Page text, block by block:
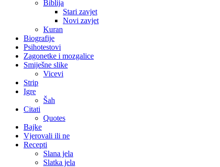
Biblija
Stari zavjet
Novi zavjet
Kuran
Biografije
Psihotestovi
Zagonetke i mozgalice
Smiješne slike
Vicevi
Strip
Igre
Šah
Citati
Quotes
Bajke
Vjerovali ili ne
Recepti
Slana jela
Slatka jela